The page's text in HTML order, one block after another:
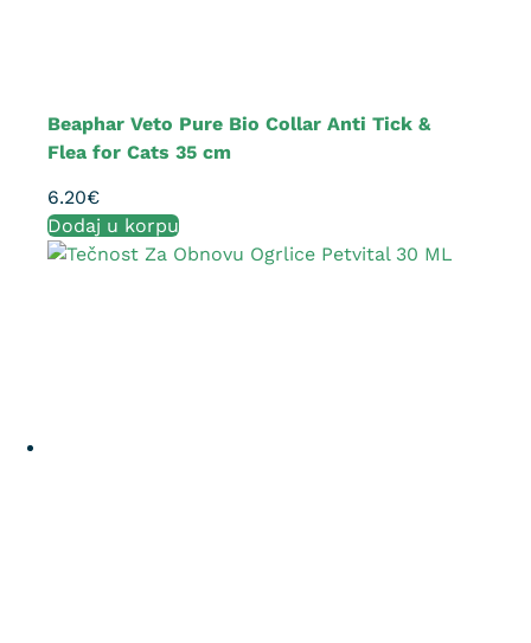
Beaphar Veto Pure Bio Collar Anti Tick &
Flea for Cats 35 cm
6.20€
Dodaj u korpu